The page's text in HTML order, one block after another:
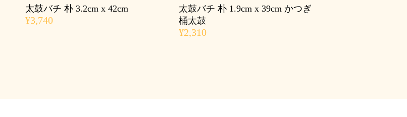
太鼓バチ 朴 3.2cm x 42cm
¥3,740
太鼓バチ 朴 1.9cm x 39cm かつぎ
桶太鼓
¥2,310